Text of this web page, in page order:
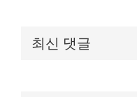
최신 댓글